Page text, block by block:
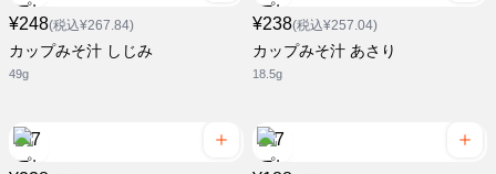
¥248(税込¥267.84)
カップみそ汁 しじみ
49g
¥238(税込¥257.04)
カップみそ汁 あさり
18.5g